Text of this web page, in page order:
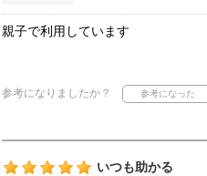
親子で利用しています
参考になりましたか？
いつも助かる